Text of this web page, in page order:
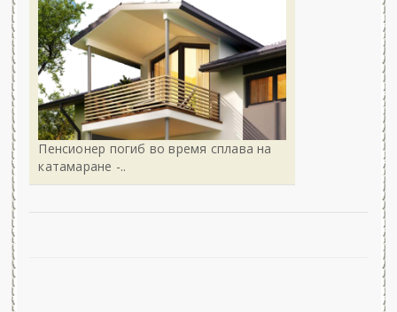
Пенсионер погиб во время сплава на
катамаране -..